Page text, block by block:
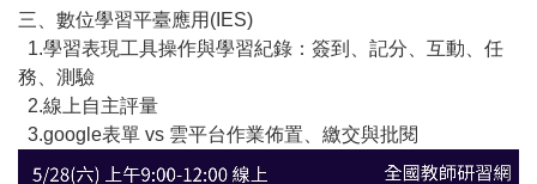
三、數位學習平臺應用(IES)
1.學習表現工具操作與學習紀錄：簽到、記分、互動、任
務、測驗
2.線上自主評量
3.google表單 vs 雲平台作業佈置、繳交與批閱